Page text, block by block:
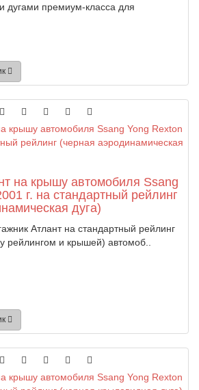
дугами премиум-класса для
на крышу автомобиля Ssang
г. на стандартный рейлинг
дуга)
Атлант на стандартный рейлинг
рейлингом и крышей) автомоб..